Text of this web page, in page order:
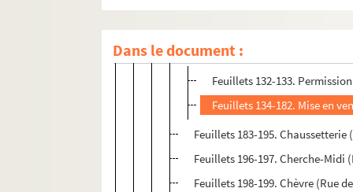
Dans le document :Chaussée-d'Antin (Rue de la)
Feuillets 132-133.
Feuillets 134-182. Mise en
Feuillets 183-195. Chaussetterie
Feuillets 196-197. Cherche-Midi
Feuillets 198-199. Chèvre (Rue